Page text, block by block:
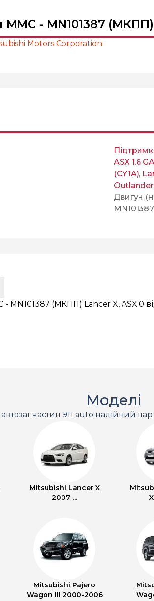
- MN101387
Motors Corporation
ASX 1.6
(CY1A),
Outlander
Двигун
MN101387
MN101387 (МКПП) Lancer X, ASX 0
Моделі
911 auto надійний
Mitsubishi Lancer X
2007-...
Mitsubishi Pajero
Wagon III 2000-2006